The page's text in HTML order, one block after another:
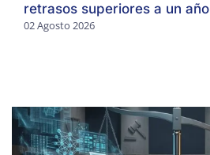
retrasos superiores a un año
02 Agosto 2026